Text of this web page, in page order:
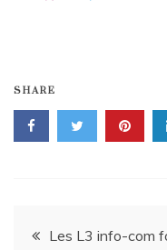
SHARE
Navigation
Les L3 info-com